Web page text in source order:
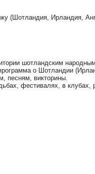
(Шотландия, Ирландия,
шотландским
о Шотландии
песням, викторины.
фестивалях, в клубах,